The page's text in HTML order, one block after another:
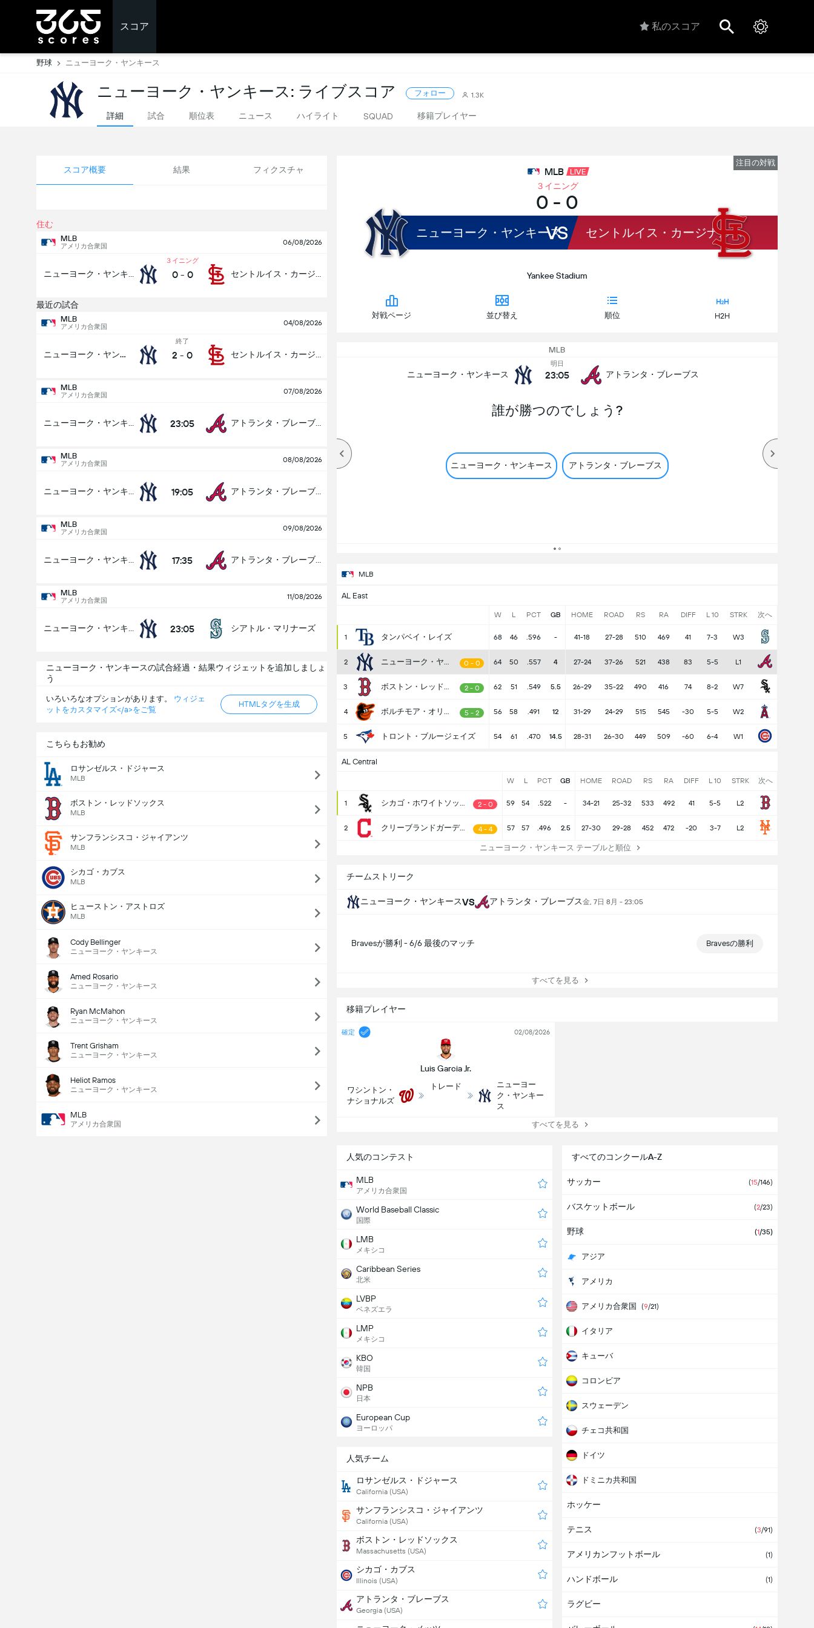
スコア 私のスコア
野球 ニューヨーク・ヤンキース
ニューヨーク・ヤンキース: ライブスコア フォロー 1.3K
詳細 試合 順位表 ニュース ハイライト SQUAD 移籍プレイヤー
スコア概要 結果 フィクスチャ
住む
MLB
アメリカ合衆国 06/08/2026
３イニング
0 - 0
最近の試合
MLB
アメリカ合衆国 04/08/2026
ニューヨーク・ヤンキース
終了
2 - 0
MLB
アメリカ合衆国 07/08/2026
23:05
MLB
アメリカ合衆国 08/08/2026
19:05
MLB
アメリカ合衆国 09/08/2026
17:35
MLB
アメリカ合衆国 11/08/2026
23:05 シアトル・マリナーズ
ニューヨーク・ヤンキースの試合経過・結果ウィジェットを追加しましょ
う
いろいろなオプションがあります。 ウィジェ
ットをカスタマイズ</a>をご覧
HTMLタグを生成
こちらもお勧め
ロサンゼルス・ドジャース
MLB
ボストン・レッドソックス
MLB
サンフランシスコ・ジャイアンツ
MLB
シカゴ・カブス
MLB
ヒューストン・アストロズ
MLB
Cody Bellinger
ニューヨーク・ヤンキース
Amed Rosario
ニューヨーク・ヤンキース
Ryan McMahon
ニューヨーク・ヤンキース
Trent Grisham
ニューヨーク・ヤンキース
Heliot Ramos
ニューヨーク・ヤンキース
MLB
アメリカ合衆国
注目の対戦
MLB LIVE
３イニング
0 - 0
ニューヨーク・ヤンキース
VS セントルイス・カージナルス
Yankee Stadium
対戦ページ 並び替え 順位 H2H
MLB
ニューヨーク・ヤンキース
明日
23:05 アトランタ・ブレーブス
誰が勝つのでしょう?
ニューヨーク・ヤンキース アトランタ・ブレーブス
MLB
誰が勝つのでしょう?
ニューヨーク・ヤンキース
MLB
AL East
W L PCT GB HOME ROAD RS RA DIFF L 10 STRK 次へ
1 タンパベイ・レイズ 68 46 .596 - 41-18 27-28 510 469 41 7-3 W3
2 ニューヨーク・ヤンキース 0 - 0 64 50 .557 4 27-24 37-26 521 438 83 5-5 L1
3 ボストン・レッドソックス 2 - 0 62 51 .549 5.5 26-29 35-22 490 416 74 8-2 W7
4 ボルチモア・オリオールズ 5 - 2 56 58 .491 12 31-29 24-29 515 545 -30 5-5 W2
5 トロント・ブルージェイズ 54 61 .470 14.5 28-31 26-30 449 509 -60 6-4 W1
AL Central
W L PCT GB HOME ROAD RS RA DIFF L 10 STRK 次へ
1 シカゴ・ホワイトソックス 2 - 0 59 54 .522 - 34-21 25-32 533 492 41 5-5 L2
2 クリーブランドガーディアンズ 4 - 4 57 57 .496 2.5 27-30 29-28 452 472 -20 3-7 L2
ニューヨーク・ヤンキース テーブルと順位
チームストリーク
ニューヨーク・ヤンキースVS アトランタ・ブレーブス金, 7日 8月 - 23:05
Bravesが勝利 - 6/6 最後のマッチ Bravesの勝利
すべてを見る
移籍プレイヤー
確定
Luis Garcia Jr.
02/08/2026
ワシントン・
ナショナルズ
トレード
ニューヨー
ク・ヤンキー
ス
すべてを見る
人気のコンテスト
MLB
アメリカ合衆国
World Baseball Classic
国際
LMB
メキシコ
Caribbean Series
北米
LVBP
ベネズエラ
LMP
メキシコ
KBO
韓国
NPB
日本
European Cup
ヨーロッパ
すべてのコンクールA-Z
サッカー (15/146)
バスケットボール (2/23)
野球 (1/35)
アジア
アメリカ
アメリカ合衆国 (9/21)
イタリア
キューバ
コロンビア
スウェーデン
チェコ共和国
ドイツ
ドミニカ共和国
ニカラグア
フィンランド
プエルトリコ
フランス
ベネズエラ
ホッケー
テニス (3/91)
アメリカンフットボール (1)
ハンドボール (1)
ラグビー
人気チーム
ロサンゼルス・ドジャース
California (USA)
サンフランシスコ・ジャイアンツ
California (USA)
ボストン・レッドソックス
Massachusetts (USA)
シカゴ・カブス
Illinois (USA)
アトランタ・ブレーブス
Georgia (USA)